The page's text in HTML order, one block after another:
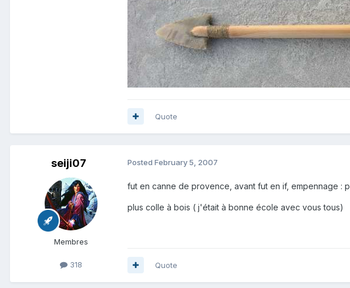
Quote
seiji07
Membres
318
Posted February 5, 2007
fut en canne de provence, avant fut en if, empennage :
plus colle à bois ( j'était à bonne école avec vous tous)
Quote